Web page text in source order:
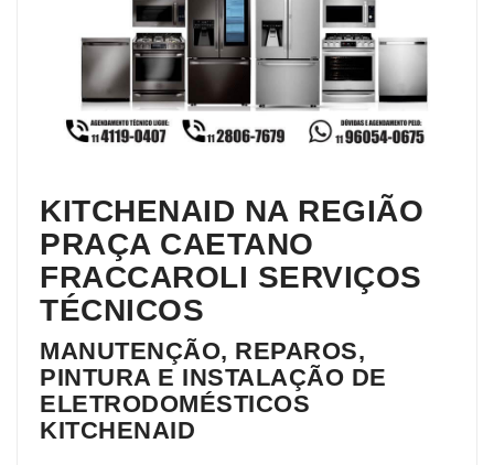
KITCHENAID NA REGIÃO
PRAÇA CAETANO
FRACCAROLI SERVIÇOS
TÉCNICOS
MANUTENÇÃO, REPAROS,
PINTURA E INSTALAÇÃO DE
ELETRODOMÉSTICOS
KITCHENAID